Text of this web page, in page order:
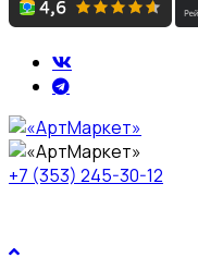
+7 (353) 245-30-12